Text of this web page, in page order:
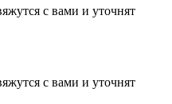
с вами и уточнят
с вами и уточнят